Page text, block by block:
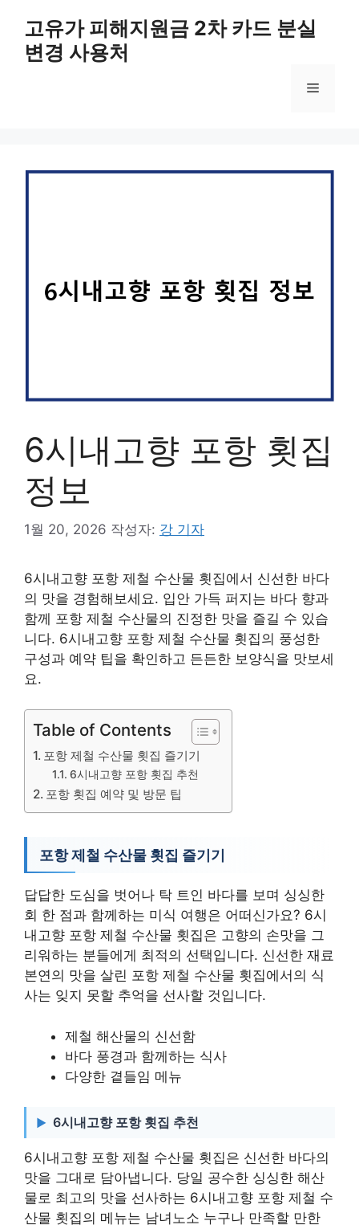
고유가 피해지원금 2차 카드 분실
변경 사용처
메
6시내고향 포항 횟집
정보
1월 20, 2026 작성자: 강 기자
6시내고향 포항 제철 수산물 횟집에서 신선한 바다
의 맛을 경험해보세요. 입안 가득 퍼지는 바다 향과
함께 포항 제철 수산물의 진정한 맛을 즐길 수 있습
니다. 6시내고향 포항 제철 수산물 횟집의 풍성한
구성과 예약 팁을 확인하고 든든한 보양식을 맛보세
요.
Table of Contents
포항 제철 수산물 횟집 즐기기
6시내고향 포항 횟집 추천
포항 횟집 예약 및 방문 팁
포항 제철 수산물 횟집 즐기기
답답한 도심을 벗어나 탁 트인 바다를 보며 싱싱한
회 한 점과 함께하는 미식 여행은 어떠신가요? 6시
내고향 포항 제철 수산물 횟집은 고향의 손맛을 그
리워하는 분들에게 최적의 선택입니다. 신선한 재료
본연의 맛을 살린 포항 제철 수산물 횟집에서의 식
사는 잊지 못할 추억을 선사할 것입니다.
제철 해산물의 신선함
바다 풍경과 함께하는 식사
다양한 곁들임 메뉴
6시내고향 포항 횟집 추천
6시내고향 포항 제철 수산물 횟집은 신선한 바다의
맛을 그대로 담아냅니다. 당일 공수한 싱싱한 해산
물로 최고의 맛을 선사하는 6시내고향 포항 제철 수
산물 횟집의 메뉴는 남녀노소 누구나 만족할 만한